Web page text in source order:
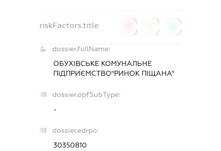
riskFactors.title
dossier.fullName:
ОБУХІВСЬКЕ КОМУНАЛЬНЕ
ПІДПРИЄМСТВО"РИНОК ПІЩАНА"
dossier.opfSubType:
-
dossier.edrpo:
30350810